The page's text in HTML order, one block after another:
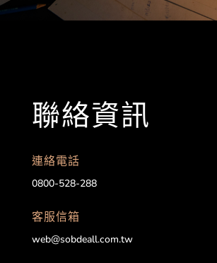
聯絡資訊
連絡電話
0800-528-288
客服信箱
web@sobdeall.com.tw